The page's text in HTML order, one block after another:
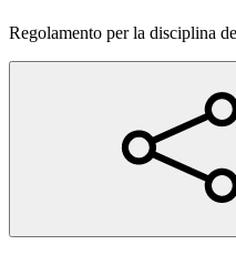
Regolamento per la disciplina